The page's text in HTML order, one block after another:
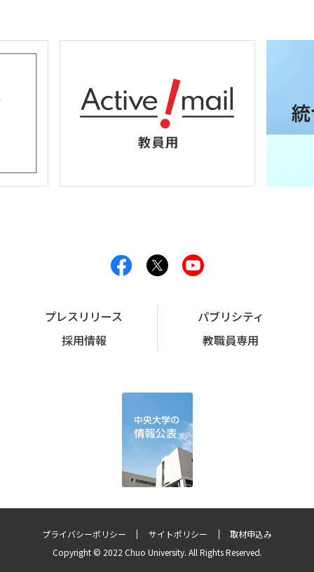
プレスリリース
パブリシティ
採用情報
教職員専用
プライバシーポリシー サイトポリシー
取材申込み
Copyright © 2022 Chuo University. All Rights Reserved.